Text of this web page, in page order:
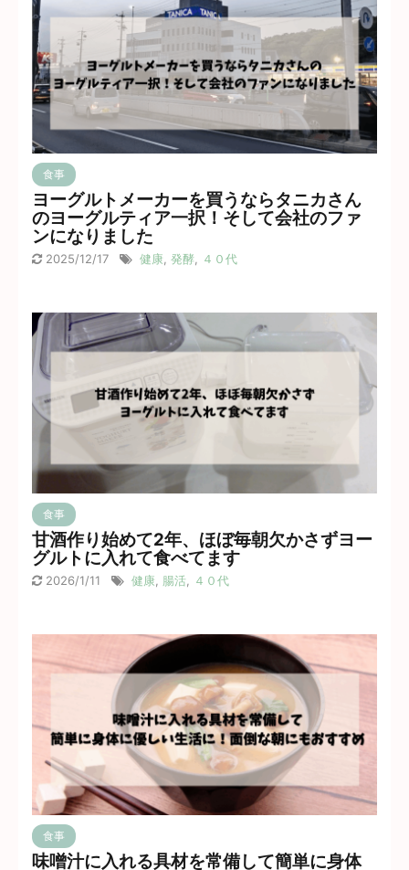
食事
ヨーグルトメーカーを買うならタニカさん
のヨーグルティア一択！そして会社のファ
ンになりました
2025/12/17 健康, 発酵, ４０代
食事
甘酒作り始めて2年、ほぼ毎朝欠かさずヨー
グルトに入れて食べてます
2026/1/11 健康 腸活 ４０代
食事
味噌汁に入れる具材を常備して簡単に身体